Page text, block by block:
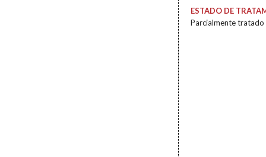
ESTADO DE
Parcialmente tratado